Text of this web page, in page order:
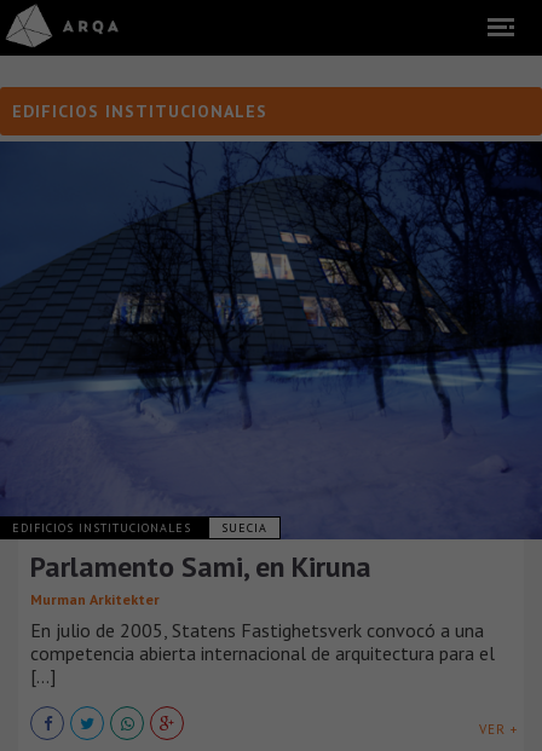
EDIFICIOS INSTITUCIONALES
EDIFICIOS INSTITUCIONALES SUECIA
Parlamento Sami, en Kiruna
Murman Arkitekter
En julio de 2005, Statens Fastighetsverk convocó a una
competencia abierta internacional de arquitectura para el
[...]
VER +